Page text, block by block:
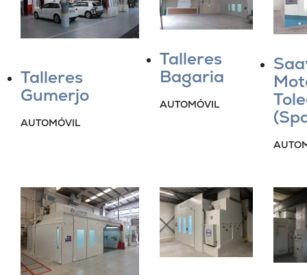
Talleres
Gumerjo
AUTOMÓVIL
Talleres
Bagaria
AUTOMÓVIL